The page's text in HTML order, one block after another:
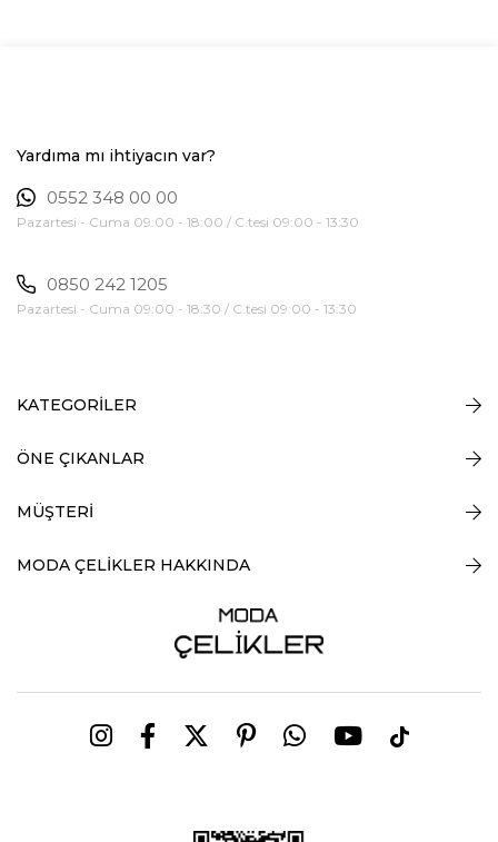
Yardıma mı ihtiyacın var?
0552 348 00 00
Pazartesi - Cuma 09:00 - 18:00 / C.tesi 09:00 - 13:30
0850 242 1205
Pazartesi - Cuma 09:00 - 18:30 / C.tesi 09:00 - 13:30
KATEGORİLER
ÖNE ÇIKANLAR
MÜŞTERİ
MODA ÇELİKLER HAKKINDA